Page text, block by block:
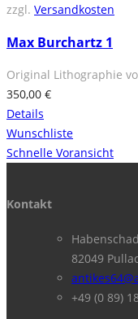
zzgl. Versandkosten
Max Burchartz 1
Original Lithographie
350,00 €
Details
Wunschliste
Schnelle Voransicht
Kontakt
82049
+49 (0 89)